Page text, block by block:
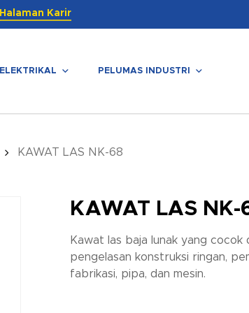
Halaman Karir
ELEKTRIKAL PELUMAS INDUSTRI
KAWAT LAS NK-68
KAWAT LAS NK-
Kawat las baja lunak yang cocok
pengelasan konstruksi ringan,
fabrikasi, pipa, dan mesin.